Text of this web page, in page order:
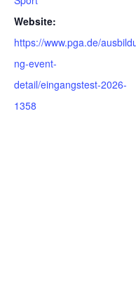
Website:
https://www.pga.de/
ng-event-
detail/eingangstest-2026-
1358